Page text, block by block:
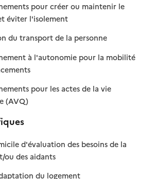
pour créer ou maintenir le
éviter l'isolement: disponible
: non disponible
du transport de la personne: disponible
: non disponible
à l'autonomie pour la mobilité
: disponible
: non disponible
pour les actes de la vie
(AVQ)
: disponible
: non disponible
d'évaluation des besoins de la
ou des aidants: disponible
: non disponible
du logement: disponible
: non disponible